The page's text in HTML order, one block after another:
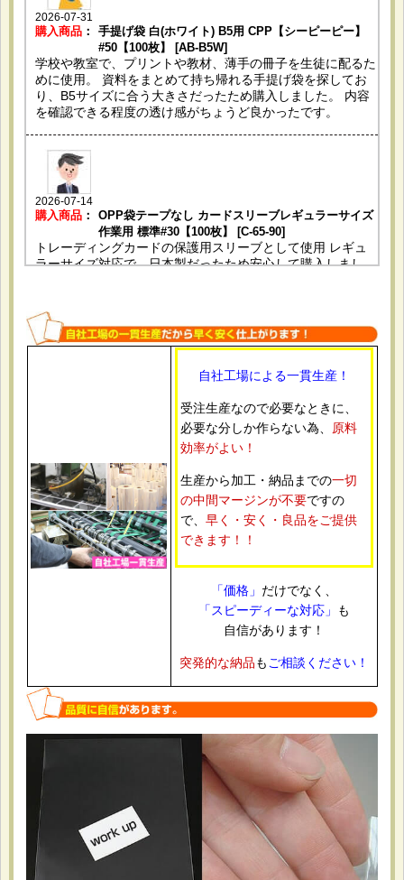
2026-07-31
購入商品 ：
手提げ袋 白(ホワイト) B5用 CPP【シーピーピー】
#50【100枚】 [AB-B5W]
学校や教室で、プリントや教材、薄手の冊子を生徒に配るた
めに使用。 資料をまとめて持ち帰れる手提げ袋を探してお
り、B5サイズに合う大きさだったため購入しました。 内容
を確認できる程度の透け感がちょうど良かったです。
2026-07-14
購入商品 ：
OPP袋テープなし カードスリーブレギュラーサイズ
作業用 標準#30【100枚】 [C-65-90]
トレーディングカードの保護用スリーブとして使用 レギュ
ラーサイズ対応で、日本製だったため安心して購入しまし
OPP袋テープ付 A4用 標準#30【100枚】 [テ-A4]
カタログや販促資料をまとめて入れるために使用。 DMやパ
ンフレット用に使いやすそうだったため。 透明度も高く、
仕上がりがきれいでした。
2026-06-10
購入商品： OPP袋テープ付 ポストカード用 本体側開閉自在テー
プ 標準#30【100枚】 [本テ開閉自在-ポスト]
ポストカードの整理と保管用。 必要なサイズがあり、開閉
できるタイプだったから。 サイズがちょうど良く、使いや
2026-05-21
購入商品： OPP袋テープなし A4用 お徳#25【100枚】 [サ徳-A4]
書類やチラシの保管用として購入しました。 日本製で品質
面に安心感があり、価格も手頃だったため。 薄手ですが普
段使いには十分でした。
2026-05-07
購入商品
白ヘッダー付OPP袋 ハガキ用 105x155+30+30 標準
自社工場による一貫生産！
受注生産なので必要なときに、
必要な分しか作らない為、
原料
効率がよい！
生産から加工・納品までの一切
の中間マージンが不要ですの
で、 早く・安く・良品をご提供
できます！！
「価格」 だけでなく、
「スピーディーな対応」
も
自信があります！
突発的な納品もご相談ください！